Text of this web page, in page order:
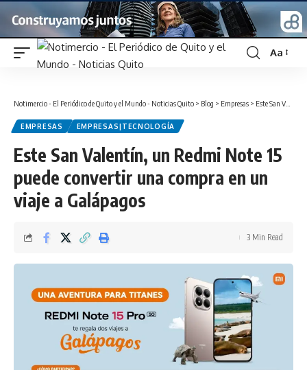
Font
Aa
Notimercio - El Periódico de Quito y el Mundo - Noticias Quito > Blog > Empresas > Este San Valentín, un Redmi Note 15 puede convertir una compra en un viaje a Galápagos
EMPRESAS EMPRESAS|TECNOLOGÍA
Este San Valentín, un Redmi Note 15
puede convertir una compra en un
viaje a Galápagos
3 Min Read